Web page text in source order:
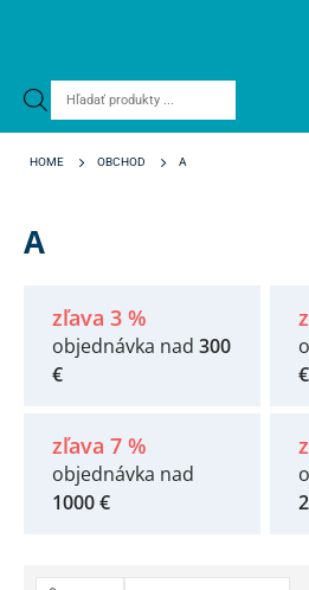
Products
HOME OBCHOD A
A
zľava 3 %
objednávka nad 300
€
€
zľava 7 %
objednávka nad
1000 €